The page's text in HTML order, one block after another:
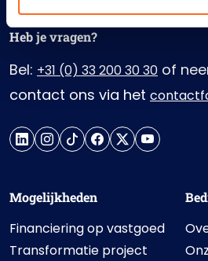
Heb je vragen?
Bel: +31 (0) 33 200 30 30 of
contact ons via het
Mogelijkheden
Financiering op vastgoed
Transformatie project